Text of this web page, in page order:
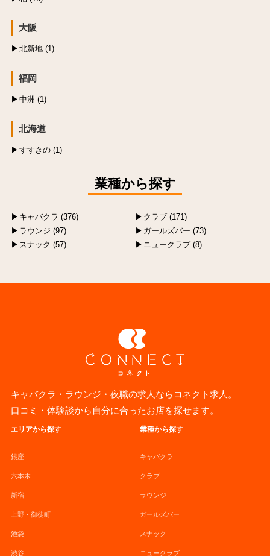
大阪
北新地 (1)
福岡
中洲 (1)
北海道
すすきの (1)
業種から探す
キャバクラ (376)
クラブ (171)
ラウンジ (97)
ガールズバー (73)
スナック (57)
ニュークラブ (8)
キャバクラ・ラウンジ・夜職の求人ならコネクト求人。
口コミ・体験談から自分に合ったお店を探せます。
エリアから探す
銀座
六本木
新宿
上野・御徒町
池袋
渋谷
業種から探す
キャバクラ
クラブ
ラウンジ
ガールズバー
スナック
ニュークラブ